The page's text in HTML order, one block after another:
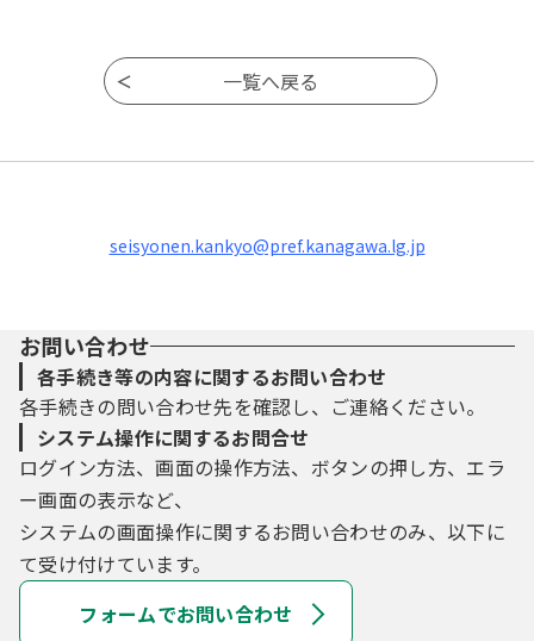
seisyonen.kankyo@pref.kanagawa.lg.jp
お問い合わせ
各手続き等の内容に関するお問い合わせ
各手続きの問い合わせ先を確認し、ご連絡ください。
システム操作に関するお問合せ
ログイン方法、画面の操作方法、ボタンの押し方、エラ
ー画面の表示など、
システムの画面操作に関するお問い合わせのみ、以下に
て受け付けています。
フォームでお問い合わせ